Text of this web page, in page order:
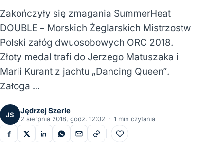
Zakończyły się zmagania SummerHeat
DOUBLE – Morskich Żeglarskich Mistrzostw
Polski załóg dwuosobowych ORC 2018.
Złoty medal trafi do Jerzego Matuszaka i
Marii Kurant z jachtu „Dancing Queen”.
Załoga …
JS
Jędrzej Szerle
2 sierpnia 2018, godz. 12:02 · 1 min czytania
Do ulubionych